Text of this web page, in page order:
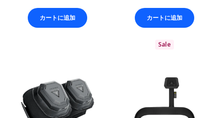
カートに追加 カートに追加
Sale